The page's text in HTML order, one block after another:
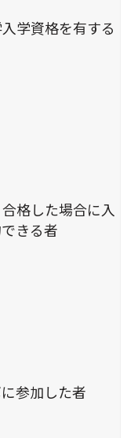
学資格を有する
格した場合に入
きる者
参加した者